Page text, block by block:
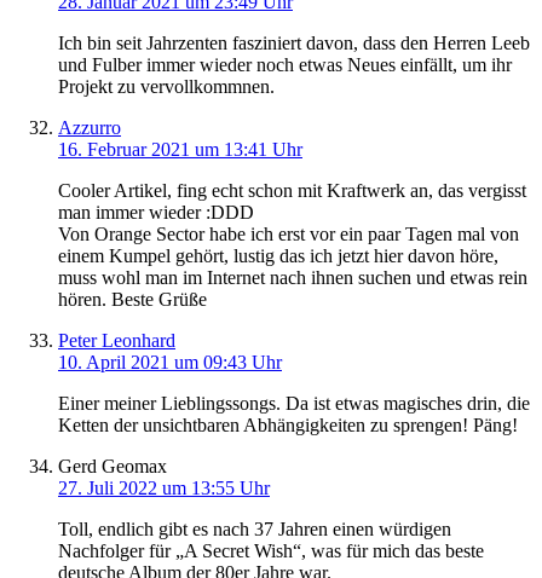
Ich bin seit Jahrzenten fasziniert davon, dass den Herren Leeb
und Fulber immer wieder noch etwas Neues einfällt, um ihr
Projekt zu vervollkommnen.
Azzurro
16. Februar 2021 um 13:41 Uhr
Cooler Artikel, fing echt schon mit Kraftwerk an, das vergisst
man immer wieder :DDD
Von Orange Sector habe ich erst vor ein paar Tagen mal von
einem Kumpel gehört, lustig das ich jetzt hier davon höre,
muss wohl man im Internet nach ihnen suchen und etwas rein
hören. Beste Grüße
Peter Leonhard
10. April 2021 um 09:43 Uhr
Einer meiner Lieblingssongs. Da ist etwas magisches drin, die
Ketten der unsichtbaren Abhängigkeiten zu sprengen! Päng!
Gerd Geomax
27. Juli 2022 um 13:55 Uhr
Toll, endlich gibt es nach 37 Jahren einen würdigen
Nachfolger für „A Secret Wish“, was für mich das beste
deutsche Album der 80er Jahre war.